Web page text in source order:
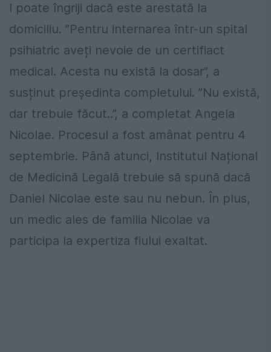
l poate îngriji dacă este arestată la
domiciliu. ”Pentru internarea într-un spital
psihiatric aveți nevoie de un certifiact
medical. Acesta nu există la dosar”, a
susținut președinta completului. ”Nu există,
dar trebuie făcut..”, a completat Angela
Nicolae. Procesul a fost amânat pentru 4
septembrie. Până atunci, Institutul Național
de Medicină Legală trebuie să spună dacă
Daniel Nicolae este sau nu nebun. În plus,
un medic ales de familia Nicolae va
participa la expertiza fiului exaltat.